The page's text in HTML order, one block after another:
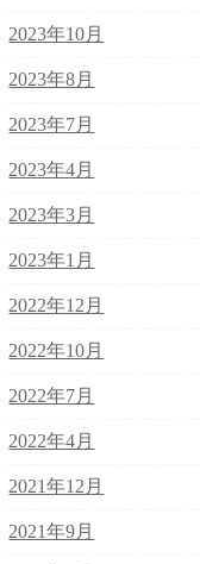
2023年10月
2023年8月
2023年7月
2023年4月
2023年3月
2023年1月
2022年12月
2022年10月
2022年7月
2022年4月
2021年12月
2021年9月